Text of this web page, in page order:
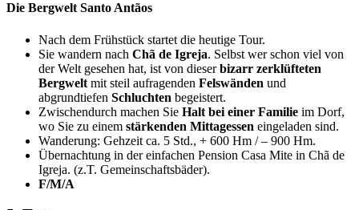
Die Bergwelt Santo Antãos
Nach dem Frühstück startet die heutige Tour.
Sie wandern nach Chã de Igreja. Selbst wer schon viel von
der Welt gesehen hat, ist von dieserbizarr zerklüfteten
Bergwelt mit steil aufragenden Felswänden und
abgrundtiefen Schluchten begeistert.
Zwischendurch machen Sie Halt bei einer Familie im Dorf,
wo Sie zu einem stärkenden Mittagessen eingeladen sind.
Wanderung: Gehzeit ca. 5 Std., + 600 Hm / – 900 Hm.
Übernachtung in der einfachen Pension Casa Mite in Chã de
Igreja. (z.T. Gemeinschaftsbäder).
F/M/A